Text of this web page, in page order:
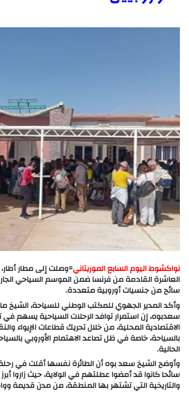
نواكشوط اليوم السابع الموريتاني=وصلت إلى مطار أطار،
سائح من جنسيات أوروبية متعددة.
وأكد المدير الجهوي للمكتب الوطني للسياحة، الشيخ
سعدبوه، إن استمرار توافد الرحلات السياحية يسهم
الاقتصادية المحلية، من خلال تحريك قطاعات الإيواء
بالسياحة، خاصة في ظل تصاعد الاهتمام الأوروبي
الحالية.
سائحا كانوا قد أمضوا عطلتهم في الولاية، حيث زاروا
والتاريخية التي تشتهر بها المنطقة، من مدن قديمة